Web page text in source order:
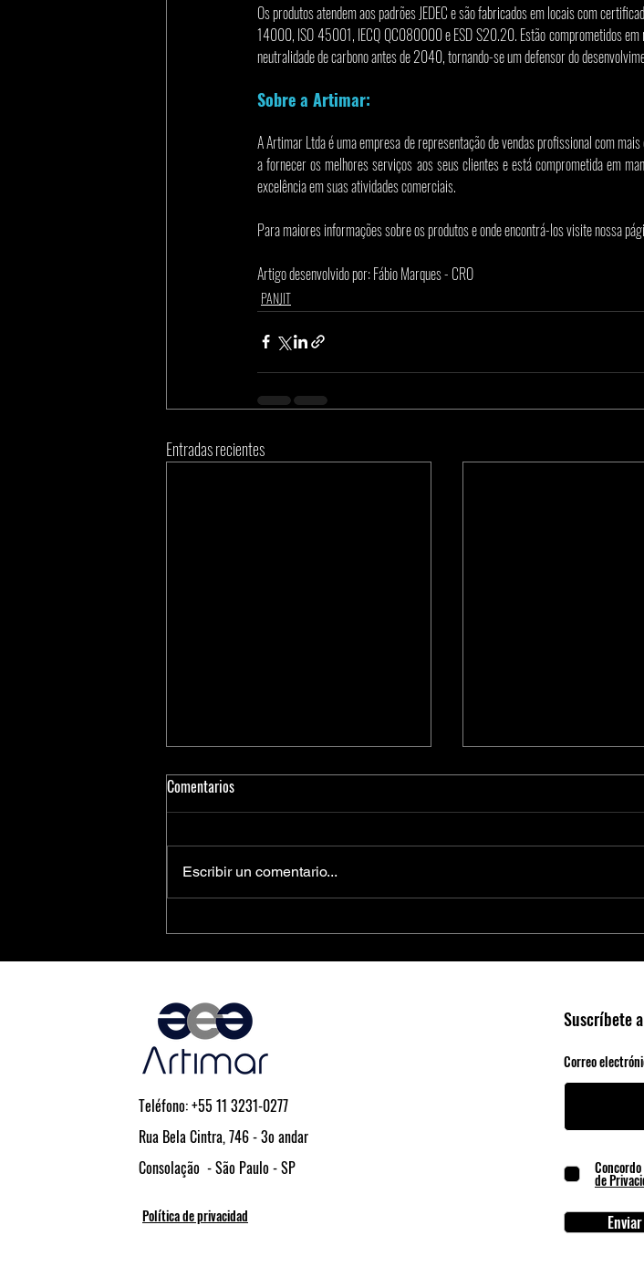
Os produtos atendem aos padrões JEDEC e são fabricados em locais com
14000, ISO 45001, IECQ QC080000 e ESD S20.20. Estão comprometidos
neutralidade de carbono antes de 2040, tornando-se um defensor do
Sobre a Artimar:
A Artimar Ltda é uma empresa de representação de vendas profissional com
a fornecer os melhores serviços aos seus clientes e está comprometida em
excelência em suas atividades comerciais.
Para maiores informações sobre os produtos e onde encontrá-los visite nossa
Artigo desenvolvido por: Fábio Marques - CRO
PANJIT
Entradas recientes
O inovador MOSFET de Potência em
Potencialize a Inovação:
Comentarios
Escribir un comentario...
Teléfono: +55 11 3231-0277
Rua Bela Cintra, 746 - 3o andar
Consolação - São Paulo - SP
Política de privacidad
Suscríbete
Correo
de
Enviar